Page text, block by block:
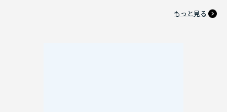
もっと見る